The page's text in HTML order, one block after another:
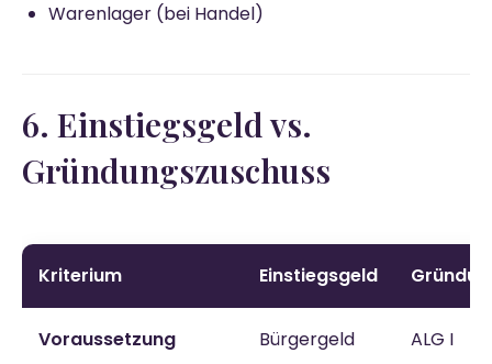
Warenlager (bei Handel)
6. Einstiegsgeld vs.
Gründungszuschuss
Kriterium Einstiegsgeld
Voraussetzung Bürgergeld ALG I